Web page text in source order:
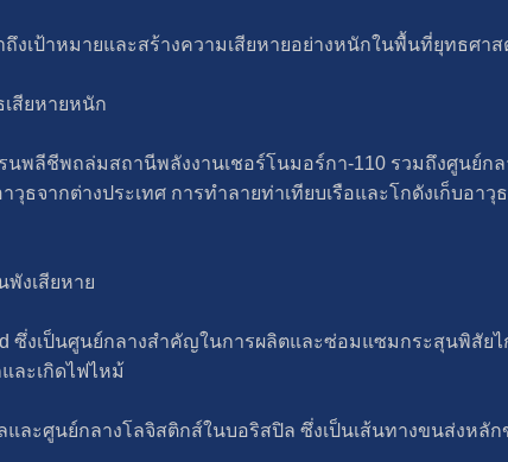
งเป้าหมายและสร้างความเสียหายอย่างหนักในพื้นที่ยุทธศาส
สียหายหนัก
พลีชีพถล่มสถานีพลังงานเชอร์โนมอร์กา-110 รวมถึงศูนย์ก
ธจากต่างประเทศ การทำลายท่าเทียบเรือและโกดังเก็บอาวุ
พังเสียหาย
ซึ่งเป็นศูนย์กลางสำคัญในการผลิตและซ่อมแซมกระสุนพิสัย
ละเกิดไฟไหม้
ะศูนย์กลางโลจิสติกส์ในบอริสปิล ซึ่งเป็นเส้นทางขนส่งหลัก